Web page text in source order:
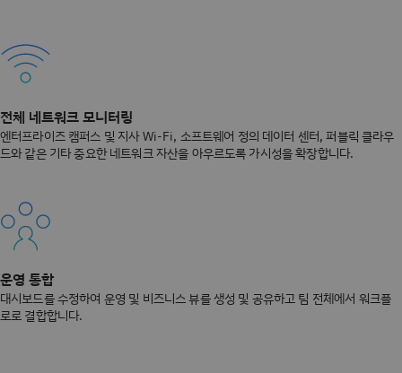
전체 네트워크 모니터링
엔터프라이즈 캠퍼스 및 지사 Wi-Fi, 소프트웨어 정의 데이터 센터, 퍼블릭 클라우
드와 같은 기타 중요한 네트워크 자산을 아우르도록 가시성을 확장합니다.
운영 통합
대시보드를 수정하여 운영 및 비즈니스 뷰를 생성 및 공유하고 팀 전체에서 워크플
로로 결합합니다.